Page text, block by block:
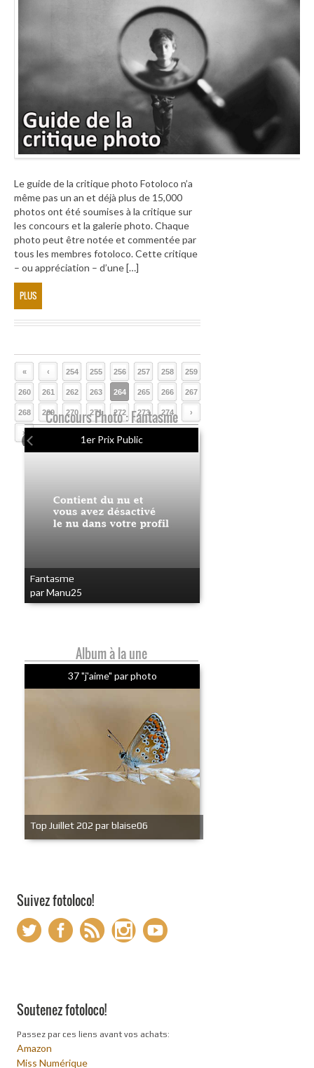
Le guide de la critique photo Fotoloco n’a
même pas un an et déjà plus de 15,000
photos ont été soumises à la critique sur
les concours et la galerie photo. Chaque
photo peut être notée et commentée par
tous les membres fotoloco. Cette critique
– ou appréciation – d’une […]
PLUS
« ‹ 254 255 256 257 258 259
260 261 262 263 264 265 266 267
268 269 270 271 272 273 274 ›
»
Concours Photo : Fantasme
1er Prix Public
Fantasme
par Manu25
Album à la une
37 "j'aime" par photo
Top Juillet 202 par blaise06
Suivez fotoloco!
Soutenez fotoloco!
Passez par ces liens avant vos achats:
Amazon
Miss Numérique